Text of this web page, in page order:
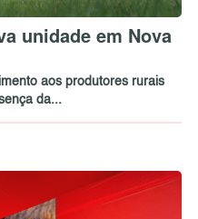
unidade em Nova
aos produtores rurais
da...